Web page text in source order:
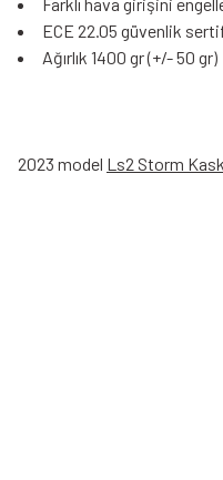
ECE 22.05 güvenlik
Ağırlık 1400 gr (+/- 50 gr)
2023 model Ls2 Storm Kask